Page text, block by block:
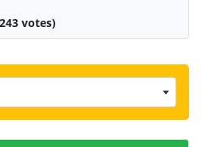
votes)